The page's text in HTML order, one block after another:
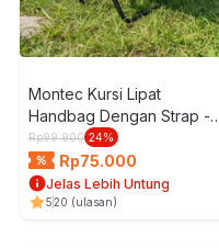
Montec Kursi Lipat
Handbag Dengan Strap -
Hitam
Rp99.900 24%
Rp75.000
Jelas Lebih Untung
520 (ulasan)